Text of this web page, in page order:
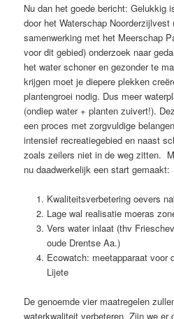
Nu dan het goede bericht: Gelukkig
door het Waterschap
samenwerking met het Meerschap
voor dit gebied) onderzoek naar
het water schoner en gezonder te
krijgen moet je diepere plekken
plantengroei nodig. Dus meer
(ondiep water + planten zuivert!).
een proces met zorgvuldige
intensief recreatiegebied en naast
zoals zeilers niet in de weg zitten.
nu daadwerkelijk een start gemaakt:
Kwaliteitsverbetering oevers
Lage wal realisatie moeras
Vers water inlaat (thv
oude Drentse Aa.)
Ecowatch: meetapparaat voor
Lijete
De genoemde vier maatregelen
waterkwaliteit verbeteren. Zijn we er